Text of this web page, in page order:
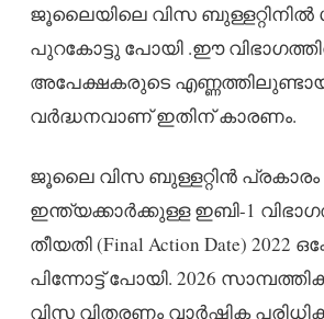
ജൂലൈയിലെ വിസ ബുള്ളറ്റിനിൽ
പുറകോട്ടു പോയി .ഈ
അപേക്ഷകരുടെ
വർദ്ധനവാണ് ഇതിന് കാരണം.
ജൂലൈ വിസ ബുള്ളറ്റിൻ പ്രകാരം
ഇന്ത്യക്കാർക്കുള്ള ഇബി-1
തീയതി (Final Action Date) 2022
പിന്നോട്ട് പോയി. 2026
വിസ വിതരണം വാർഷിക